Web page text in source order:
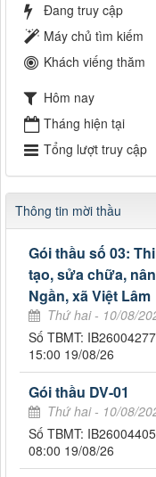
Đang truy cập
Máy chủ tìm kiếm
Khách viếng thăm
Hôm nay
Tháng hiện tại
Tổng lượt truy cập
Thông tin mời thầu
Gói thầu số 03:
tạo, sửa chữa,
Ngần, xã Việt Lâm
Thứ hai - 10/08/
Số TBMT:
15:00 19/08/26
Gói thầu DV-01
Thứ hai - 10/08/
Số TBMT:
08:00 19/08/26